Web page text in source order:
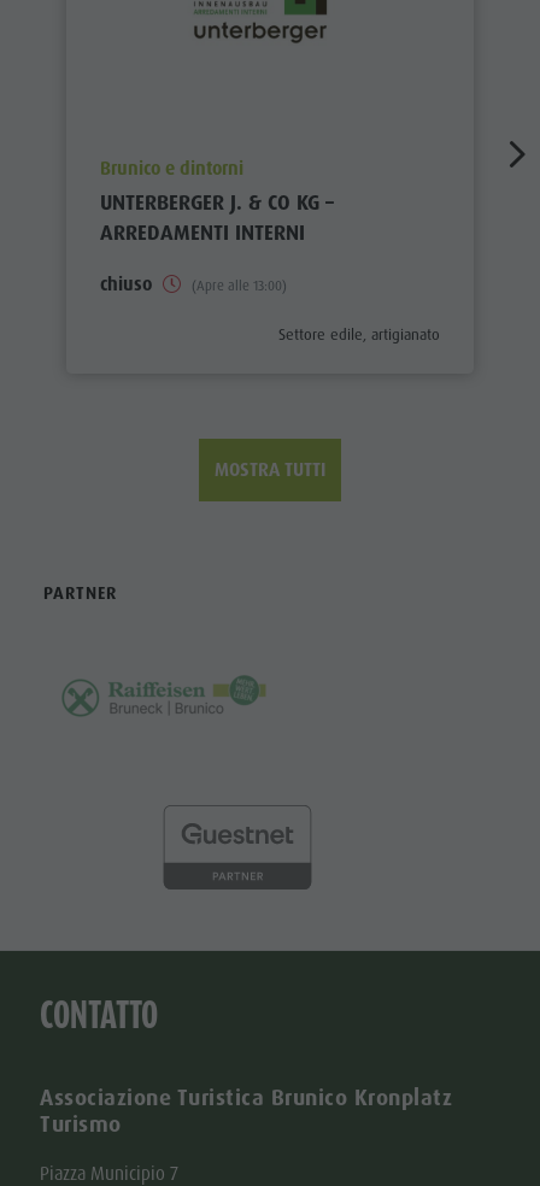
aria.poi_location_prefix
Brunico e dintorni
UNTERBERGER J. & CO KG –
ARREDAMENTI INTERNI
chiuso (Apre alle 13:00)
aria.poi_category_prefix
Settore edile, artigianato
MOSTRA TUTTI
PARTNER
CONTATTO
Associazione Turistica Brunico Kronplatz
Turismo
Piazza Municipio 7